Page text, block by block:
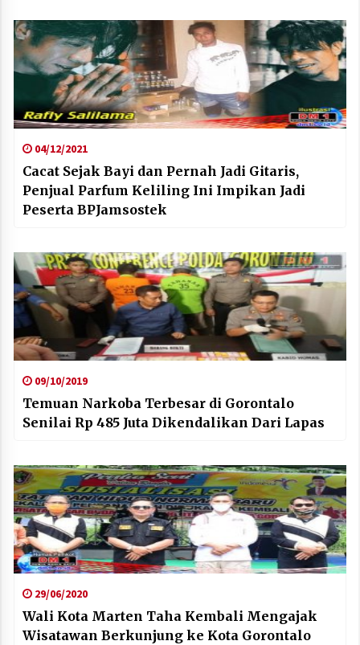
04/12/2021
Cacat Sejak Bayi dan Pernah Jadi Gitaris,
Penjual Parfum Keliling Ini Impikan Jadi
Peserta BPJamsostek
09/10/2019
Temuan Narkoba Terbesar di Gorontalo
Senilai Rp 485 Juta Dikendalikan Dari Lapas
29/06/2020
Wali Kota Marten Taha Kembali Mengajak
Wisatawan Berkunjung ke Kota Gorontalo